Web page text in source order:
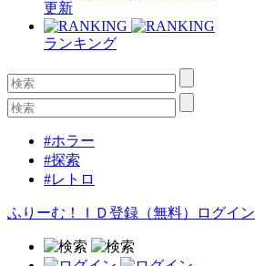
更新
ランキング
#ホラー
#探索
#レトロ
ふりーむ！ＩＤ登録（無料） ログイン